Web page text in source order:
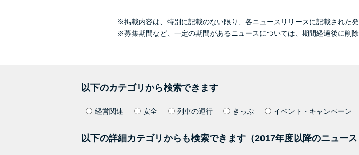
※掲載内容は、特別に記載のない限り、各ニュースリリースに記載された発
※募集期間など、一定の期間があるニュースについては、期間経過後に削除
以下のカテゴリから検索できます
経営関連 安全 列車の運行 きっぷ イベント・キャンペーン
以下の詳細カテゴリからも検索できます（2017年度以降のニュース